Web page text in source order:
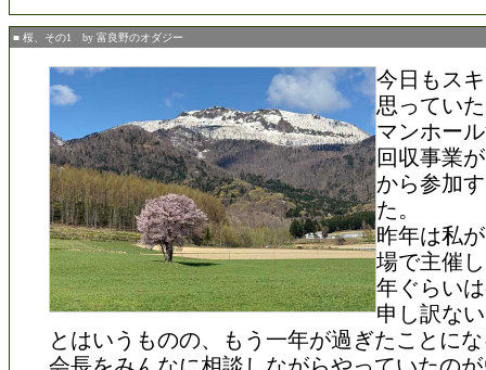
■ 桜、その1 by 富良野のオダジー
今日もス
思ってい
マンホー
回収事業
から参加
た。
昨年は私
場で主催
年ぐらい
申し訳な
とはいうものの、もう一年が過ぎたことに